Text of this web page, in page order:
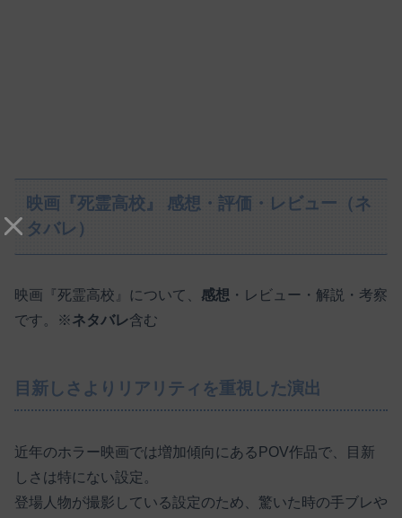
映画『死霊高校』 感想・評価・レビュー（ネ
タバレ）
映画『死霊高校』について、 感想 ・レビュー・解説・考察
です。※ネタバレ含む
目新しさよりリアリティを重視した演出
近年のホラー映画では増加傾向にあるPOV作品で、目新
しさは特にない設定。
登場人物が撮影している設定のため、驚いた時の手ブレや